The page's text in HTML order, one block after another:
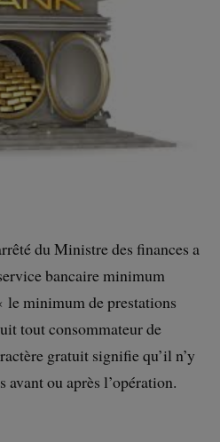
du Ministre des finances a
bancaire minimum
le minimum de prestations
tout consommateur de
gratuit signifie qu’il n’y
avant ou après l’opération.